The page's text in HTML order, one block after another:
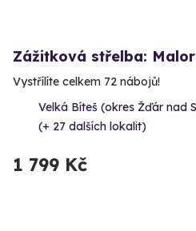
Zážitková střelba:
Vystřílíte celkem 72 nábojů!
Velká Bíteš (okres Žďár nad
(+ 27 dalších lokalit)
1 799 Kč